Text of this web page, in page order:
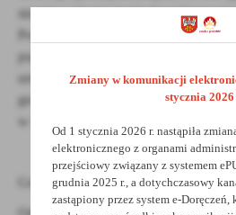
stopnia wykorzystania danych
Powiatu Grodziskiego, przez
poprzez zwiększenie zasięgu
uruchomienie kolejnych e-usług,
geodezyjnych oraz modernizację
w Starostwie Powiatowym w
Grupa docelowa:
Zmiany w komunikacji
stycznia
Od 1 stycznia 2026 r. nastąpiła
elektronicznego z organami
przejściowy związany z systemem
grudnia 2025 r., a dotychczasowy
zastąpiony przez system e-Doręczeń,